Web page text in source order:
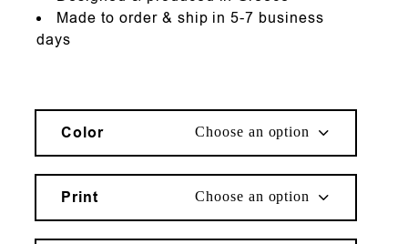
Made to order & ship in 5-7 business
days
Color Choose an option
Print Choose an option